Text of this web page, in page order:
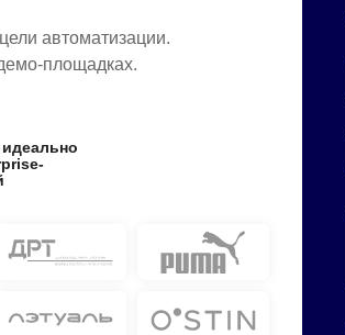
автоматизации.
площадках.